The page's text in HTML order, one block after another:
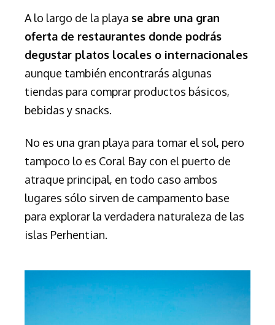
A lo largo de la playa se abre una gran
oferta de restaurantes donde podrás
degustar platos locales o internacionales
aunque también encontrarás algunas
tiendas para comprar productos básicos,
bebidas y snacks.
No es una gran playa para tomar el sol, pero
tampoco lo es Coral Bay con el puerto de
atraque principal, en todo caso ambos
lugares sólo sirven de campamento base
para explorar la verdadera naturaleza de las
islas Perhentian.